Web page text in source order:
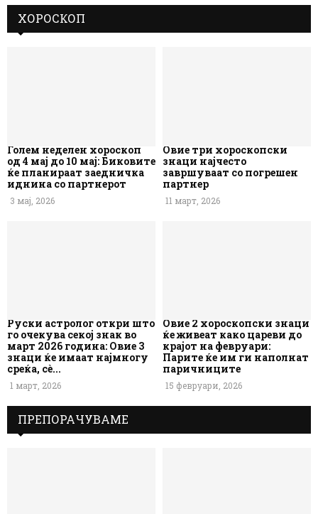
ХОРОСКОП
Голем неделен хороскоп
од 4 мај до 10 мај: Биковите
ќе планираат заедничка
иднина со партнерот
3 мај, 2026
Овие три хороскопски
знаци најчесто
завршуваат со погрешен
партнер
11 март, 2026
Руски астролог откри што
го очекува секој знак во
март 2026 година: Овие 3
знаци ќе имаат најмногу
среќа, сè...
1 март, 2026
Овие 2 хороскопски знаци
ќе живеат како цареви до
крајот на февруари:
Парите ќе им ги наполнат
паричниците
15 февруари, 2026
ПРЕПОРАЧУВАМЕ